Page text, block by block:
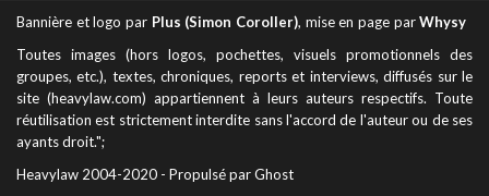
Bannière et logo par Plus (Simon Coroller), mise en page parWhysy
Toutes images (hors logos, pochettes, visuels promotionnels des
groupes, etc.), textes, chroniques, reports et interviews, diffusés sur le
site (heavylaw.com) appartiennent à leurs auteurs respectifs. Toute
réutilisation est strictement interdite sans l'accord de l'auteur ou de ses
ayants droit.";
Heavylaw 2004-2020 - Propulsé par Ghost